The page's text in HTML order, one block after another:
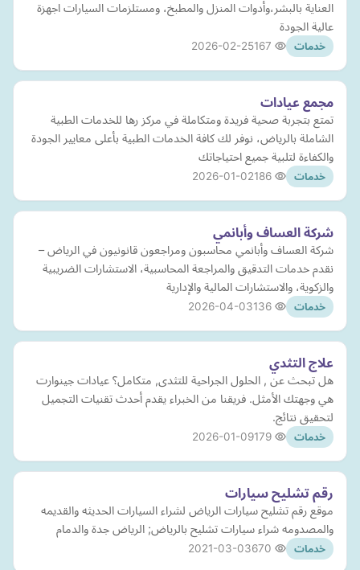
العناية بالبشر،وأدوات المنزل والمطبخ، ومستلزمات السيارات اجهزة
عالية الجودة
خدمات 2026-02-25
مجمع عيادات
تمتع بتجربة صحية فريدة ومتكاملة في مركز رها للخدمات الطبية
الشاملة بالرياض، نوفر لك كافة الخدمات الطبية بأعلى معايير الجودة
والكفاءة لتلبية جميع احتياجاتك
خدمات 2026-01-02
شركة العساف وأبانمي
شركة العساف وأبانمي محاسبون ومراجعون قانونيون في الرياض –
نقدم خدمات التدقيق والمراجعة المحاسبية، الاستشارات الضريبية
والزكوية، والاستشارات المالية والإدارية
خدمات 2026-04-03
علاج التثدي
هل تبحث عن , الحلول الجراحية للتثدى, متكامل؟ عيادات جينوارت
هي وجهتك الأمثل. فريقنا من الخبراء يقدم أحدث تقنيات التجميل
لتحقيق نتائج.
خدمات 2026-01-09
رقم تشليح سيارات
موقع رقم تشليح سيارات الرياض لشراء السيارات الحديثه والقديمه
والمصدومه شراء سيارات تشليح بالرياض; الرياض جدة والدمام
خدمات 2021-03-03